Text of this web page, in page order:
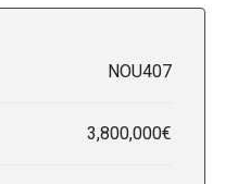
NOU407
3,800,000€